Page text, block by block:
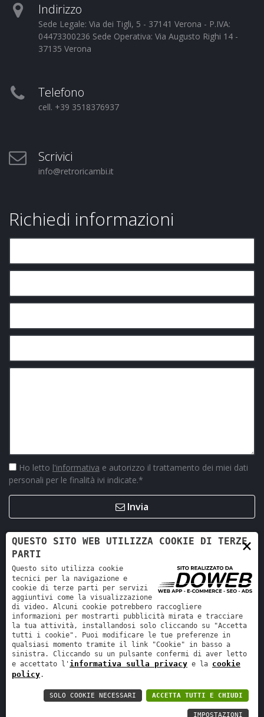
Indirizzo
Sede Legale: Via dei Tigli, 5 - 37141 Verona - P.IVA:
04473300236 Sede Operativa: Via Augusto Righi 14 -
37135 Verona
Telefono
cell. +39 3518376937
Scrivici
info@retroricambi.it
Richiedi informazioni
Ho letto l'informativa e autorizzo il trattamento dei miei dati
personali per le finalità ivi indicate.*
Invia
Retro Ricambi srl - REA VR-423294 - Cap. sociale interamente
versato 12.000 €
Informativa sulla privacy -Cookie policy
×
QUESTO SITO WEB UTILIZZA COOKIE DI TERZE
PARTI
Questo sito utilizza cookie
tecnici per la navigazione e
cookie di terze parti per servizi
aggiuntivi come la visualizzazione
di video. Alcuni cookie potrebbero raccogliere
informazioni per mostrarti pubblicità mirata e tracciare
la tua attività, installandosi solo cliccando su "Accetta
tutti i cookie". Puoi modificare le tue preferenze in
qualsiasi momento tramite il link "Cookie" in basso a
sinistra. Cliccando su un pulsante confermi di aver letto
e accettato l' informativa sulla privacy e la cookie
policy.
ACCETTA TUTTI E CHIUDI
SOLO COOKIE NECESSARI
IMPOSTAZIONI